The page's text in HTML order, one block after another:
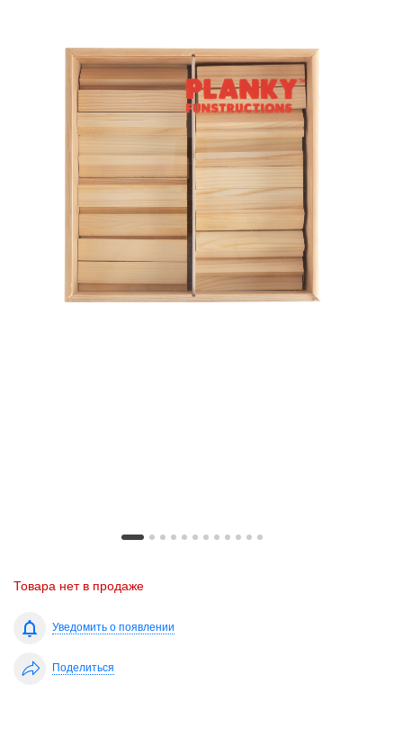
Товара нет в продаже
Уведомить о появлении
Поделиться